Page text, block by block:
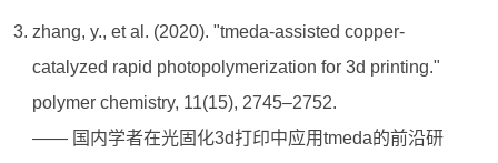
zhang, y., et al. (2020). "tmeda-assisted copper-
catalyzed rapid photopolymerization for 3d printing."
polymer chemistry, 11(15), 2745–2752.
—— 国内学者在光固化3d打印中应用tmeda的前沿研